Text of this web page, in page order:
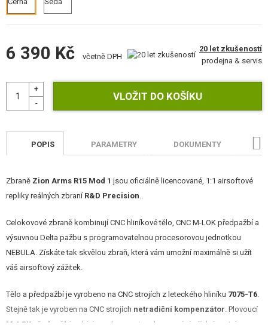
OUTDOOR A BUSHCRAFT
REKLAMNÍ PŘEDMĚTY
NOVINKY
SLEVY, AKCE
6 390 Kč včetně DPH
20 let zkušeností
prodejna & servis
POPIS PARAMETRY DOKUMENTY
Zbraně Zion Arms R15 Mod 1 jsou oficiálně licencované, 1:1 airsoftové
repliky reálných zbraní R&D Precision.
Celokovové zbraně kombinují CNC hliníkové tělo, CNC M-LOK předpažbí a
výsuvnou Delta pažbu s programovatelnou procesorovou jednotkou
NEBULA. Získáte tak skvělou zbraň, která vám umožní maximálně si užít
váš airsoftový zážitek.
Tělo a předpažbí je vyrobeno na CNC strojích z leteckého hliníku 7075-T6.
Stejně tak je vyroben na CNC strojích netradiční kompenzátor. Plovoucí